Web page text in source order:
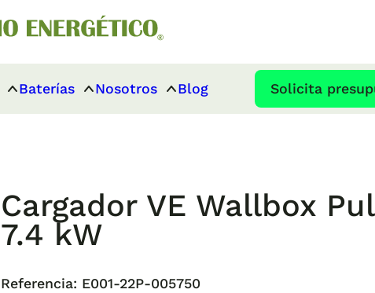
Baterías Nosotros Blog Solicita
Cargador VE Wallbox
7.4 kW
Referencia: E001-22P-005750